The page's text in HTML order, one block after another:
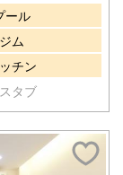
ール
ジム
チン
タブ